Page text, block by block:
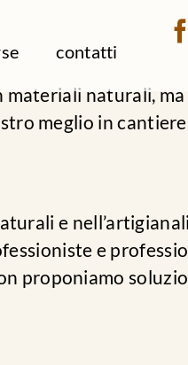
contatti
naturali, ma
meglio in
e
e
proponiamo